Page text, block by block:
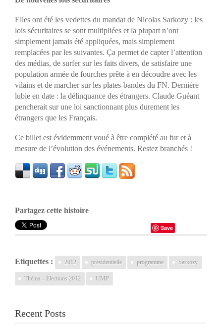
Elles ont été les vedettes du mandat de Nicolas Sarkozy : les
lois sécuritaires se sont multipliées et la plupart n’ont
simplement jamais été appliquées, mais simplement
remplacées par les suivantes. Ça permet de capter l’attention
des médias, de surfer sur les faits divers, de satisfaire une
population armée de fourches prête à en découdre avec les
vilains et de marcher sur les plates-bandes du FN. Dernière
lubie en date : la délinquance des étrangers. Claude Guéant
pencherait sur une loi sanctionnant plus durement les
étrangers que les Français.
Ce billet est évidemment voué à être complété au fur et à
mesure de l’évolution des événements. Restez branchés !
Partagez cette histoire
Save
Etiquettes : 2012 présidentielle programme Sarkozy
Théma – Élections 2012 UMP
Recent Posts